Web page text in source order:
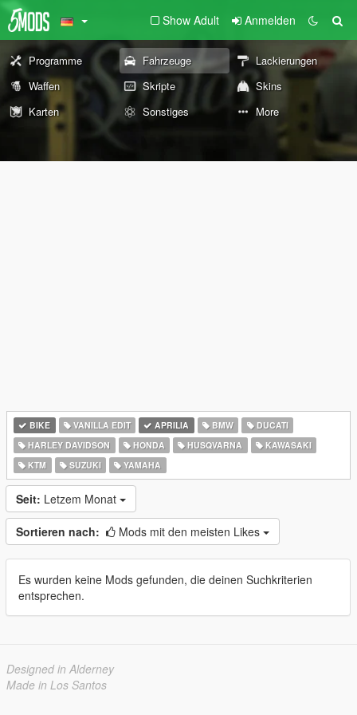
Show Adult Anmelden
Programme Fahrzeuge
Lackierungen
Waffen
Skripte
Skins
Karten
Sonstiges More
BIKE VANILLA EDIT APRILIA BMW
DUCATI
HARLEY DAVIDSON
HONDA HUSQVARNA
KAWASAKI
KTM
SUZUKI YAMAHA
Seit: Letzem Monat
Sortieren nach: Mods mit den meisten Likes
Es wurden keine Mods gefunden, die deinen Suchkriterien
entsprechen.
Designed in Alderney
Made in Los Santos